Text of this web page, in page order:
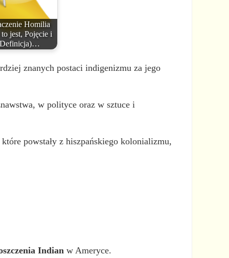
Homilia
jest, Pojęcie i
znanych postaci indigenizmu za jego
w polityce oraz w sztuce i
powstały z hiszpańskiego kolonializmu,
Indian w Ameryce.